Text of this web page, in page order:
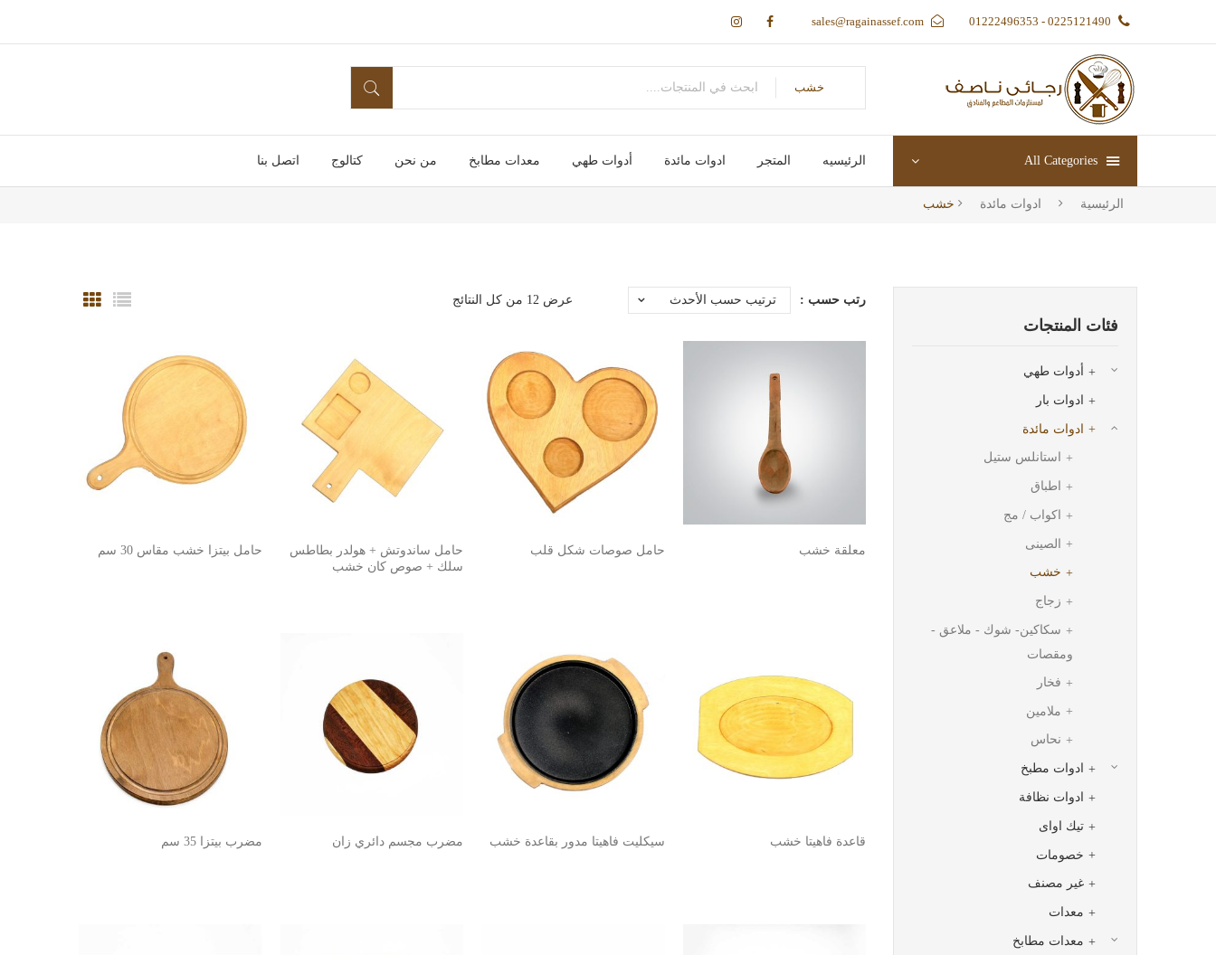
0225121490 - 01222496353
sales@ragainassef.com
خشب
الرئيسيه المتجر ادوات مائدة أدوات طهي معدات مطابخ من نحن كتالوج اتصل بنا All Categories
الرئيسية ادوات مائدة خشب
عرض ⁦12⁩ من كل النتائج رتب حسب : ترتيب حسب الأحدث
معلقة خشب حامل صوصات شكل قلب
حامل ساندوتش + هولدر بطاطس
سلك + صوص كان خشب
حامل بيتزا خشب مقاس 30 سم
قاعدة فاهيتا خشب سيكليت فاهيتا مدور بقاعدة خشب مضرب مجسم دائري زان مضرب بيتزا 35 سم
فئات المنتجات
أدوات طهي
ادوات بار
ادوات مائدة
استانلس ستيل
اطباق
اكواب / مج
الصينى
خشب
زجاج
سكاكین- شوك - ملاعق -
ومقصات
فخار
ملامين
نحاس
ادوات مطبخ
ادوات نظافة
تيك اواى
خصومات
غير مصنف
معدات
معدات مطابخ